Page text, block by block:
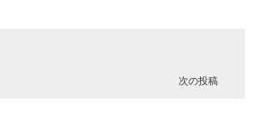
次の投稿